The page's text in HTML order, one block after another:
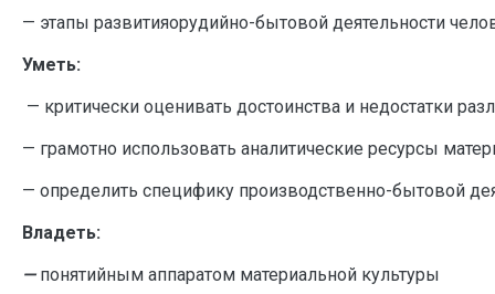
— этапы развитияорудийно-бытовой деятельности
Уметь:
— критически оценивать достоинства и недостатки
— грамотно использовать аналитические ресурсы
— определить специфику производственно-бытовой
Владеть:
—понятийным аппаратом материальной культуры